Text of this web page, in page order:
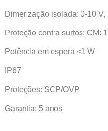
Dimerização isolada: 0-10 V,
Proteção contra surtos: CM:
Potência em espera <1 W
IP67
Proteções: SCP/OVP
Garantia: 5 anos